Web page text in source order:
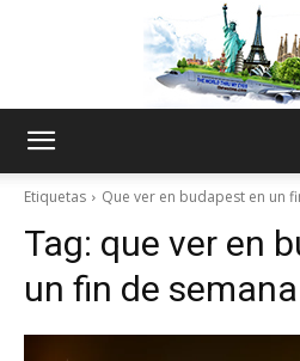
Etiquetas Que ver en budapest en un
Tag: que ver en
un fin de semana